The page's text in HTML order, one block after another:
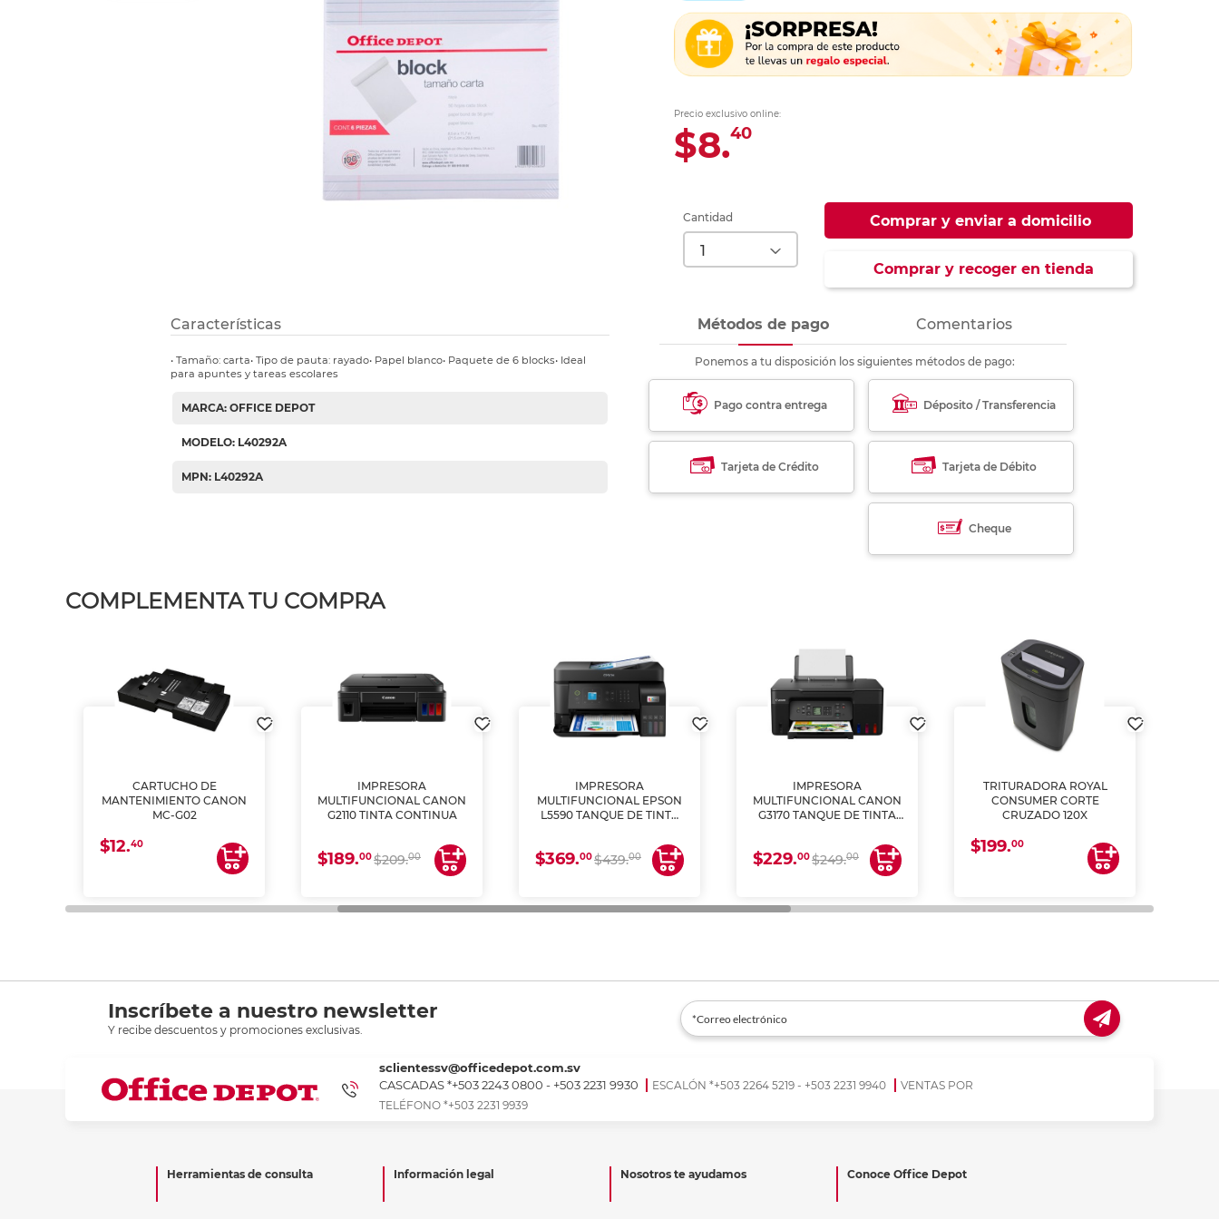
Ver más
Ver más
Ver más
Refuerzos para carpeta
Ver más
Ver más
Ver más
Precio exclusivo online:
$8.40
Cantidad Comprar y enviar a domicilio
Comprar y recoger en tienda
Características
• Tamaño: carta• Tipo de pauta: rayado• Papel blanco• Paquete de 6 blocks• Ideal
para apuntes y tareas escolares
MARCA: OFFICE DEPOT
MODELO: L40292A
MPN: L40292A
Métodos de pago Comentarios
Ponemos a tu disposición los siguientes métodos de pago:
Pago contra entrega Déposito / Transferencia
Tarjeta de Crédito Tarjeta de Débito
Cheque
COMPLEMENTA TU COMPRA
CARTUCHO DE
MANTENIMIENTO CANON
MC-G02
$12.40
IMPRESORA
MULTIFUNCIONAL CANON
G2110 TINTA CONTINUA
$189.00$209.00
IMPRESORA
MULTIFUNCIONAL EPSON
L5590 TANQUE DE TINTA
$369.00$439.00
IMPRESORA
MULTIFUNCIONAL CANON
G3170 TANQUE DE TINTA
$229.00$249.00
TRITURADORA ROYAL
CONSUMER CORTE
CRUZADO 120X
$199.00
Inscríbete a nuestro newsletter
Y recibe descuentos y promociones exclusivas.
sclientessv@officedepot.com.sv
CASCADAS *+503 2243 0800 - +503 2231 9930
ESCALÓN *+503 2264 5219 - +503 2231 9940
VENTAS POR
TELÉFONO *+503 2231 9939
Herramientas de consulta Información legal Nosotros te ayudamos Conoce Office Depot